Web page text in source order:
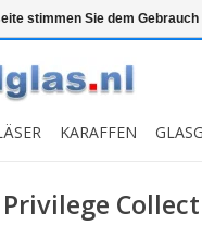
levering Graveren
KARAFFEN
stimmen Sie dem